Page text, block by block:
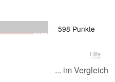
598 Punkte
Hilfe
... im Vergleich